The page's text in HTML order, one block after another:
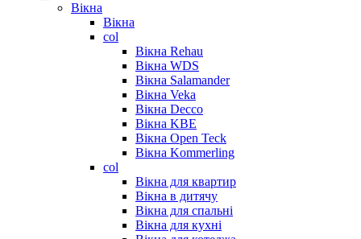
Вікна
Вікна
col
Вікна Rehau
Вікна WDS
Вікна Salamander
Вікна Veka
Вікна Decco
Вікна KBE
Вікна Open Teck
Вікна Kommerling
col
Вікна для квартир
Вікна в дитячу
Вікна для спальні
Вікна для кухні